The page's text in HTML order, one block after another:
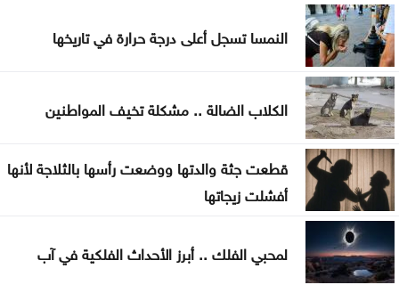
لا تغيير على موعد العودة للمدارس
تركيا والسعودية وباكستان تعتزم توقيع اتفاقية دفاع
مشترك
النمسا تسجل أعلى درجة حرارة في تاريخها
الكلاب الضالة .. مشكلة تخيف المواطنين
قطعت جثة والدتها ووضعت رأسها بالثلاجة لأنها
أفشلت زيجاتها
لمحبي الفلك .. أبرز الأحداث الفلكية في آب